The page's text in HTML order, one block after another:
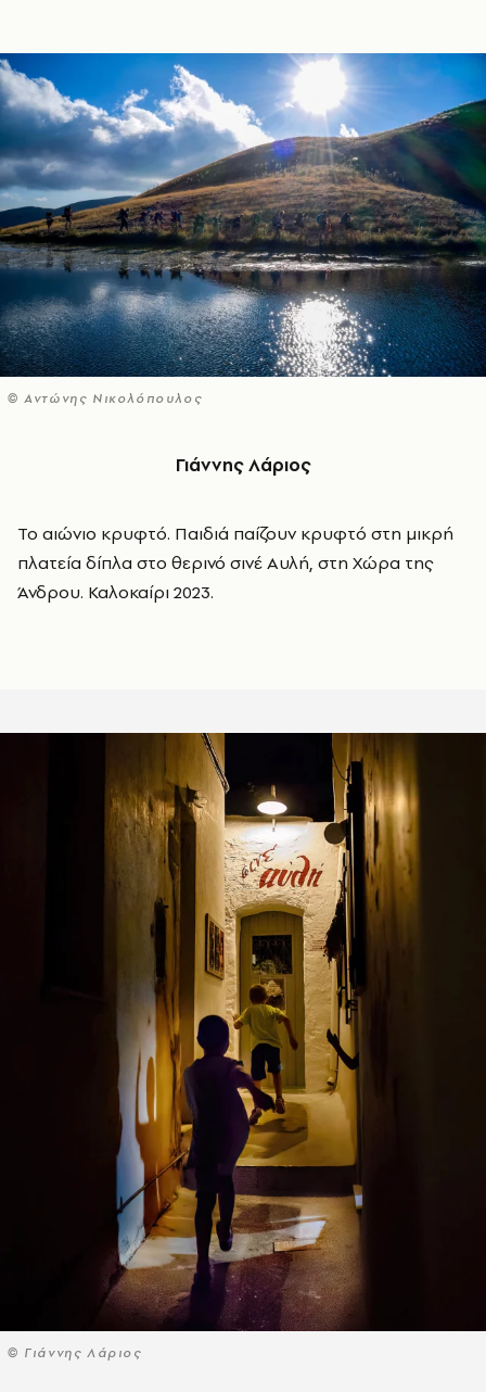
© Αντώνης Νικολόπουλος
Γιάννης Λάριος
Το αιώνιο κρυφτό. Παιδιά παίζουν κρυφτό στη μικρή
πλατεία δίπλα στο θερινό σινέ Αυλή, στη Χώρα της
Άνδρου. Καλοκαίρι 2023.
© Γιάννης Λάριος